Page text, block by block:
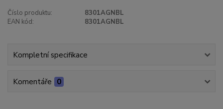
Číslo produktu:
8301AGNBL
EAN kód:
8301AGNBL
Kompletní specifikace
Komentáře 0